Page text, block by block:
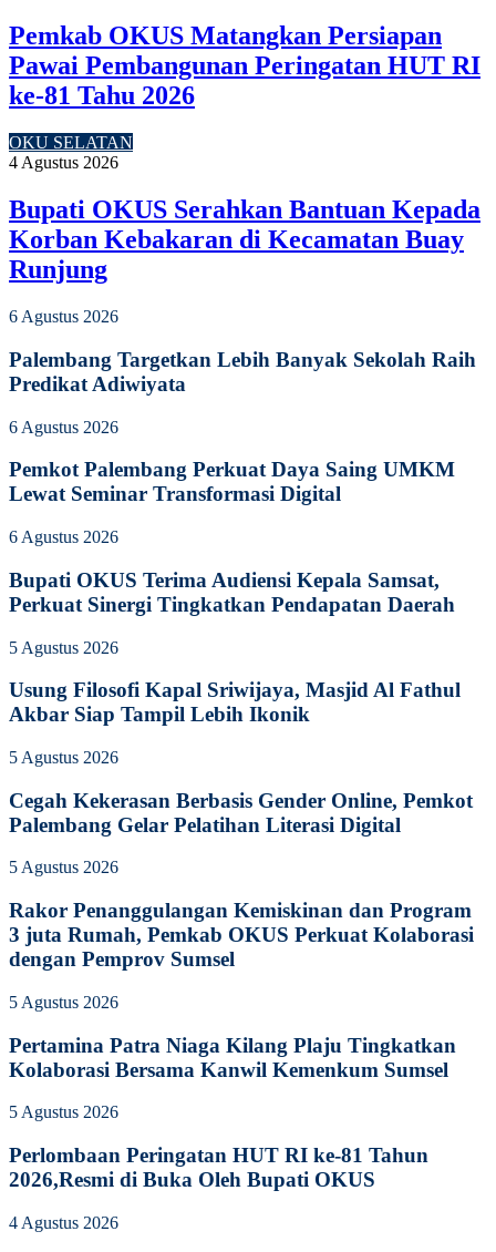
Pemkab OKUS Matangkan Persiapan
Pawai Pembangunan Peringatan HUT RI
ke-81 Tahu 2026
OKU SELATAN
4 Agustus 2026
Bupati OKUS Serahkan Bantuan Kepada
Korban Kebakaran di Kecamatan Buay
Runjung
6 Agustus 2026
Palembang Targetkan Lebih Banyak Sekolah Raih
Predikat Adiwiyata
6 Agustus 2026
Pemkot Palembang Perkuat Daya Saing UMKM
Lewat Seminar Transformasi Digital
6 Agustus 2026
Bupati OKUS Terima Audiensi Kepala Samsat,
Perkuat Sinergi Tingkatkan Pendapatan Daerah
5 Agustus 2026
Usung Filosofi Kapal Sriwijaya, Masjid Al Fathul
Akbar Siap Tampil Lebih Ikonik
5 Agustus 2026
Cegah Kekerasan Berbasis Gender Online, Pemkot
Palembang Gelar Pelatihan Literasi Digital
5 Agustus 2026
Rakor Penanggulangan Kemiskinan dan Program
3 juta Rumah, Pemkab OKUS Perkuat Kolaborasi
dengan Pemprov Sumsel
5 Agustus 2026
Pertamina Patra Niaga Kilang Plaju Tingkatkan
Kolaborasi Bersama Kanwil Kemenkum Sumsel
5 Agustus 2026
Perlombaan Peringatan HUT RI ke-81 Tahun
2026,Resmi di Buka Oleh Bupati OKUS
4 Agustus 2026